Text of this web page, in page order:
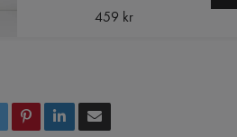
459 kr